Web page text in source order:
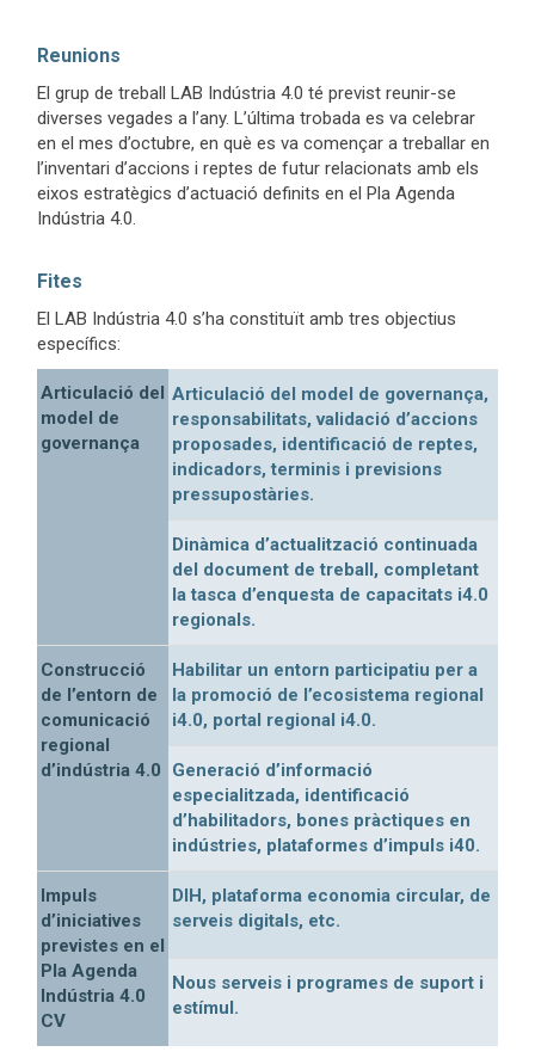
Reunions
El grup de treball LAB Indústria 4.0 té previst reunir-se
diverses vegades a l’any. L’última trobada es va celebrar
en el mes d’octubre, en què es va començar a treballar en
l’inventari d’accions i reptes de futur relacionats amb els
eixos estratègics d’actuació definits en el Pla Agenda
Indústria 4.0.
Fites
El LAB Indústria 4.0 s’ha constituït amb tres objectius
específics:
Articulació del
model de
governança
Articulació del model de governança,
responsabilitats, validació d’accions
proposades, identificació de reptes,
indicadors, terminis i previsions
pressupostàries.
Dinàmica d’actualització continuada
del document de treball, completant
la tasca d’enquesta de capacitats i4.0
regionals.
Construcció
de l’entorn de
comunicació
regional
d’indústria 4.0
Habilitar un entorn participatiu per a
la promoció de l’ecosistema regional
i4.0, portal regional i4.0.
Generació d’informació
especialitzada, identificació
d’habilitadors, bones pràctiques en
indústries, plataformes d’impuls i40.
Impuls
d’iniciatives
previstes en el
Pla Agenda
Indústria 4.0
CV
DIH, plataforma economia circular, de
serveis digitals, etc.
Nous serveis i programes de suport i
estímul.